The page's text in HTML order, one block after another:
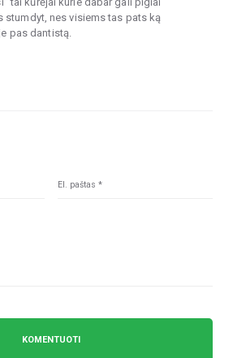
stumdyt, nes visiems tas pats ką
pas dantistą.